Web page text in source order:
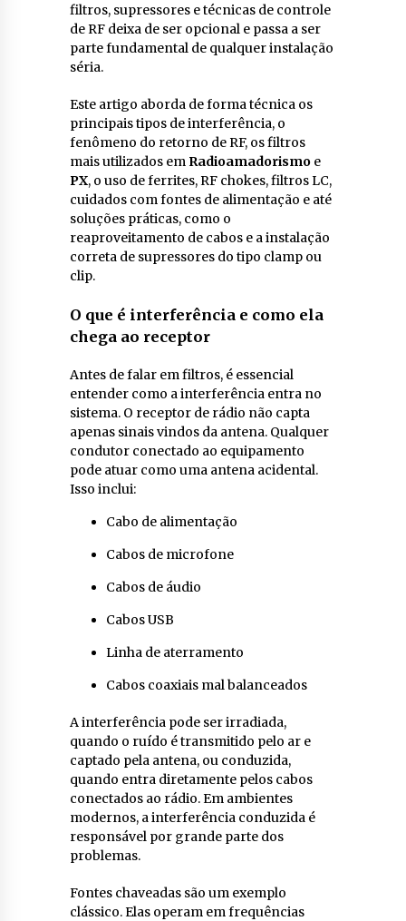
filtros, supressores e técnicas de controle
de RF deixa de ser opcional e passa a ser
parte fundamental de qualquer instalação
séria.
Este artigo aborda de forma técnica os
principais tipos de interferência, o
fenômeno do retorno de RF, os filtros
mais utilizados em Radioamadorismoe
PX, o uso de ferrites, RF chokes, filtros LC,
cuidados com fontes de alimentação e até
soluções práticas, como o
reaproveitamento de cabos e a instalação
correta de supressores do tipo clamp ou
clip.
O que é interferência e como ela
chega ao receptor
Antes de falar em filtros, é essencial
entender como a interferência entra no
sistema. O receptor de rádio não capta
apenas sinais vindos da antena. Qualquer
condutor conectado ao equipamento
pode atuar como uma antena acidental.
Isso inclui:
Cabo de alimentação
Cabos de microfone
Cabos de áudio
Cabos USB
Linha de aterramento
Cabos coaxiais mal balanceados
A interferência pode ser irradiada,
quando o ruído é transmitido pelo ar e
captado pela antena, ou conduzida,
quando entra diretamente pelos cabos
conectados ao rádio. Em ambientes
modernos, a interferência conduzida é
responsável por grande parte dos
problemas.
Fontes chaveadas são um exemplo
clássico. Elas operam em frequências